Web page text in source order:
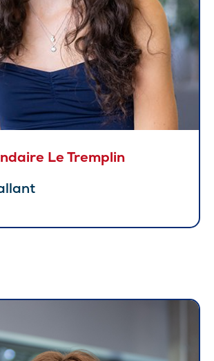
Le Tremplin